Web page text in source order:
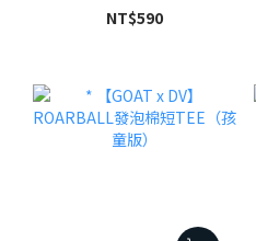
NT$590